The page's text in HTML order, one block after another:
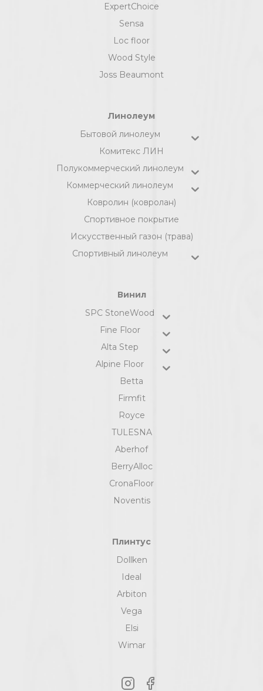
ExpertChoice
Sensa
Loc floor
Wood Style
Joss Beaumont
Линолеум
Бытовой линолеум
Комитекс ЛИН
Полукоммерческий линолеум
Коммерческий линолеум
Ковролин (ковролан)
Спортивное покрытие
Искусственный газон (трава)
Спортивный линолеум
Винил
SPC StoneWood
Fine Floor
Alta Step
Alpine Floor
Betta
Firmfit
Royce
TULESNA
Aberhof
BerryAlloc
CronaFloor
Noventis
Плинтус
Dollken
Ideal
Arbiton
Vega
Elsi
Wimar